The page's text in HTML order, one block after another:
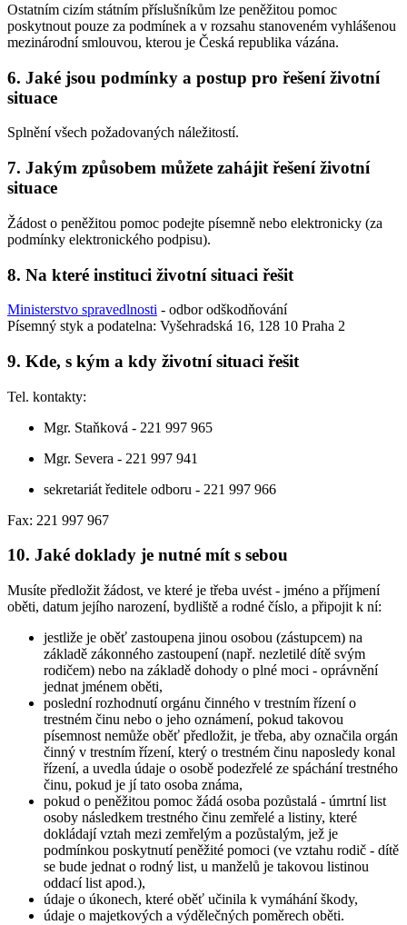
Ostatním cizím státním příslušníkům lze peněžitou pomoc
poskytnout pouze za podmínek a v rozsahu stanoveném vyhlášenou
mezinárodní smlouvou, kterou je Česká republika vázána.
6. Jaké jsou podmínky a postup pro řešení životní
situace
Splnění všech požadovaných náležitostí.
7. Jakým způsobem můžete zahájit řešení životní
situace
Žádost o peněžitou pomoc podejte písemně nebo elektronicky (za
podmínky elektronického podpisu).
8. Na které instituci životní situaci řešit
Ministerstvo spravedlnosti - odbor odškodňování
Písemný styk a podatelna: Vyšehradská 16, 128 10 Praha 2
9. Kde, s kým a kdy životní situaci řešit
Tel. kontakty:
Mgr. Staňková - 221 997 965
Mgr. Severa - 221 997 941
sekretariát ředitele odboru - 221 997 966
Fax: 221 997 967
10. Jaké doklady je nutné mít s sebou
Musíte předložit žádost, ve které je třeba uvést - jméno a příjmení
oběti, datum jejího narození, bydliště a rodné číslo, a připojit k ní:
jestliže je oběť zastoupena jinou osobou (zástupcem) na
základě zákonného zastoupení (např. nezletilé dítě svým
rodičem) nebo na základě dohody o plné moci - oprávnění
jednat jménem oběti,
poslední rozhodnutí orgánu činného v trestním řízení o
trestném činu nebo o jeho oznámení, pokud takovou
písemnost nemůže oběť předložit, je třeba, aby označila orgán
činný v trestním řízení, který o trestném činu naposledy konal
řízení, a uvedla údaje o osobě podezřelé ze spáchání trestného
činu, pokud je jí tato osoba známa,
pokud o peněžitou pomoc žádá osoba pozůstalá - úmrtní list
osoby následkem trestného činu zemřelé a listiny, které
dokládají vztah mezi zemřelým a pozůstalým, jež je
podmínkou poskytnutí peněžité pomoci (ve vztahu rodič - dítě
se bude jednat o rodný list, u manželů je takovou listinou
oddací list apod.),
údaje o úkonech, které oběť učinila k vymáhání škody,
údaje o majetkových a výdělečných poměrech oběti.